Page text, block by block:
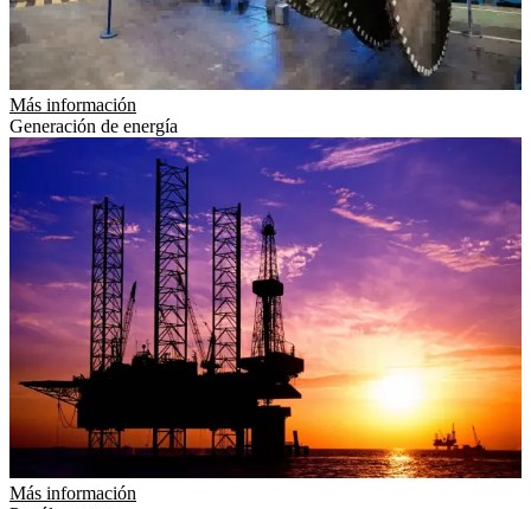
Más información
Generación de energía
Más información